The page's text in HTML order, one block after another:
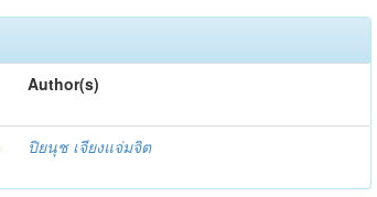
Author(s)
ปิยนุช เจียงแจ่มจิต